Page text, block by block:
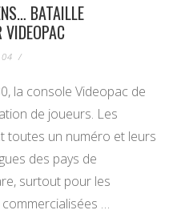
BATAILLE
/
la console Videopac de
de joueurs. Les
toutes un numéro et leurs
des pays de
surtout pour les
…